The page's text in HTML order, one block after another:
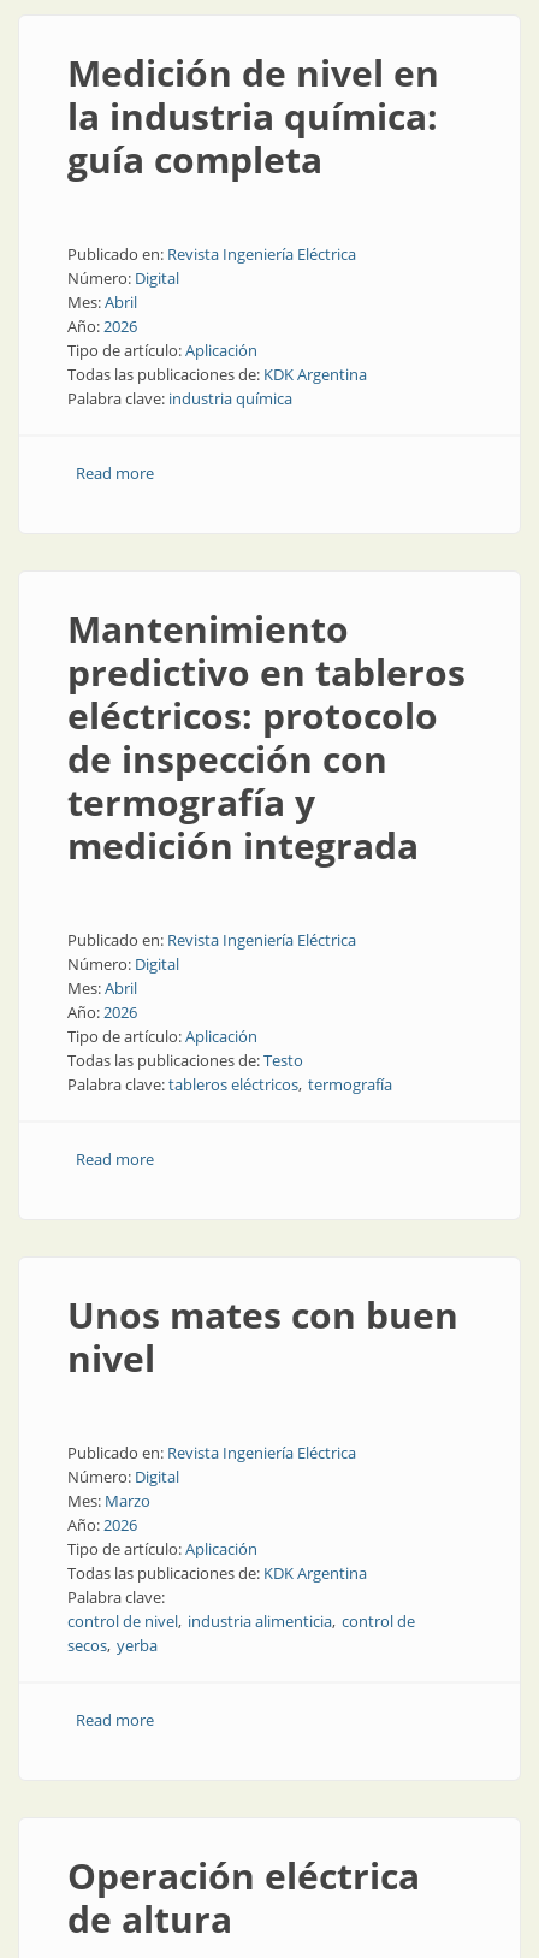
Medición de nivel en
la industria química:
guía completa
Publicado en: Revista Ingeniería Eléctrica
Número: Digital
Mes:Abril
Año:2026
Tipo de artículo:Aplicación
Todas las publicaciones de: KDK Argentina
Palabra clave: industria química
Read moreabout Medición de nivel en la industria química: guía
Mantenimiento
predictivo en tableros
eléctricos: protocolo
de inspección con
termografía y
medición integrada
Publicado en: Revista Ingeniería Eléctrica
Número: Digital
Mes:Abril
Año:2026
Tipo de artículo:Aplicación
Todas las publicaciones de:Testo
Palabra clave:tableros eléctricos termografía
Read moreabout Mantenimiento predictivo en tableros
Unos mates con buen
nivel
Publicado en: Revista Ingeniería Eléctrica
Número: Digital
Mes: Marzo
Año:2026
Tipo de artículo:Aplicación
Todas las publicaciones de: KDK Argentina
Palabra clave:
control de nivel industria alimenticia control de
secos yerba
Read moreabout Unos mates con buen nivel
Operación eléctrica
de altura